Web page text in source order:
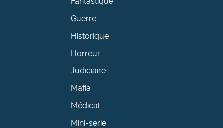
Guerre
Historique
Horreur
Judiciaire
Mafia
Médical
Mini-série